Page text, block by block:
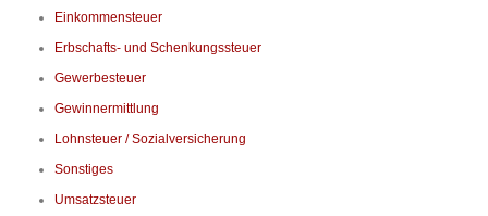
Einkommensteuer
Erbschafts- und Schenkungssteuer
Gewerbesteuer
Gewinnermittlung
Lohnsteuer / Sozialversicherung
Sonstiges
Umsatzsteuer